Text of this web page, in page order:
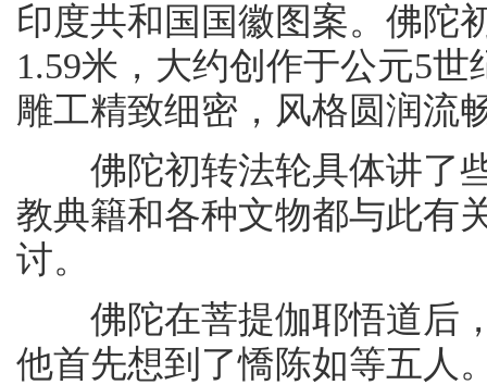
印度共和国国徽图案。佛陀
1.59米，大约创作于公元5
雕工精致细密，风格圆润流
佛陀初转法轮具体讲了些
教典籍和各种文物都与此有
讨。
佛陀在菩提伽耶悟道后，
他首先想到了憍陈如等五人